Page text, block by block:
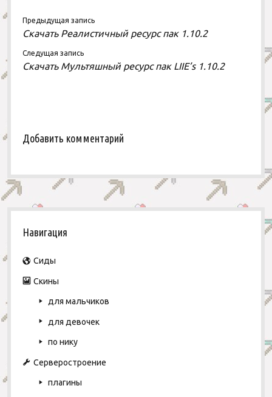
Предыдущая запись
Скачать Реалистичный ресурс пак 1.10.2
Следущая запись
Скачать Мультяшный ресурс пак LIIE’s 1.10.2
Добавить комментарий
Навигация
Сиды
Скины
для мальчиков
для девочек
по нику
Серверостроение
плагины